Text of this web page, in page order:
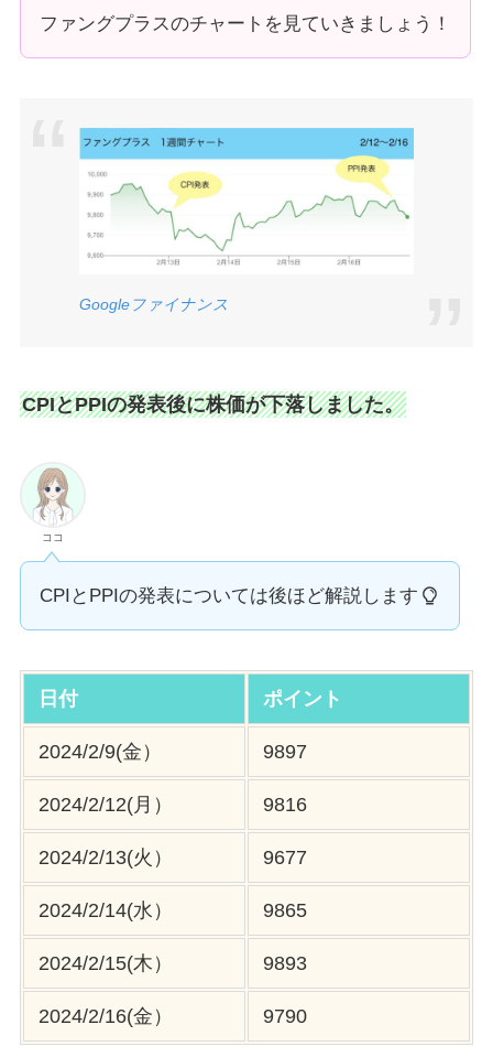
ファングプラスのチャートを見ていきましょう！
Googleファイナンス
CPIとPPIの発表後に株価が下落しました。
ココ
CPIとPPIの発表については後ほど解説します
日付 ポイント
2024/2/9(金） 9897
2024/2/12(月） 9816
2024/2/13(火） 9677
2024/2/14(水） 9865
2024/2/15(木） 9893
2024/2/16(金） 9790